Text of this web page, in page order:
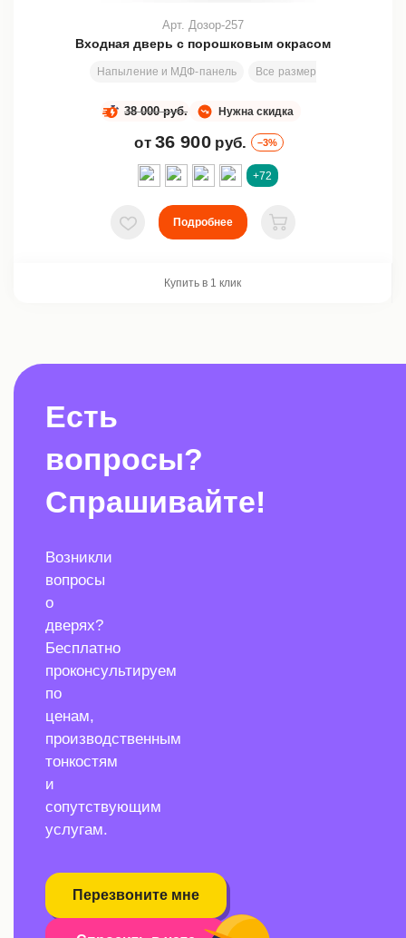
Входная дверь с порошковым окрасом
Напыление и МДФ-панель Все размеры
Арт. Дозор-257
Нужна скидка
38 000 руб.
от 36 900 руб. –3%
+72
В избранное
Подробнее
В корзину
Купить в 1 клик
Есть
вопросы?
Спрашивайте!
Возникли
вопросы
о
дверях?
Бесплатно
проконсультируем
по
ценам,
производственным
тонкостям
и
сопутствующим
услугам.
Перезвоните мне